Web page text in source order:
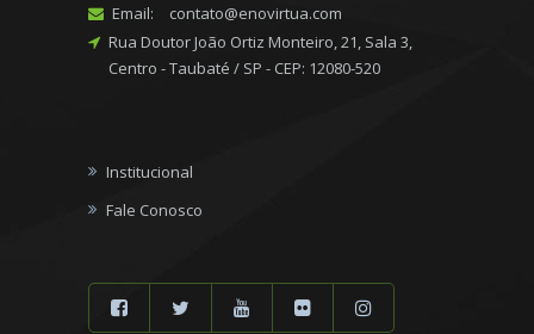
Email:
contato@enovirtua.com
Rua Doutor João Ortiz Monteiro, 21, Sala 3,
Centro - Taubaté / SP - CEP: 12080-520
Institucional
Fale Conosco